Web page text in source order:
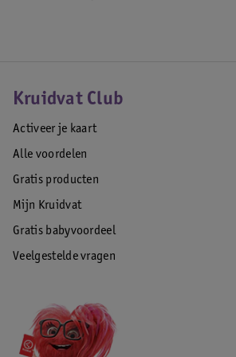
Kruidvat Club
Activeer je kaart
Alle voordelen
Gratis producten
Mijn Kruidvat
Gratis babyvoordeel
Veelgestelde vragen